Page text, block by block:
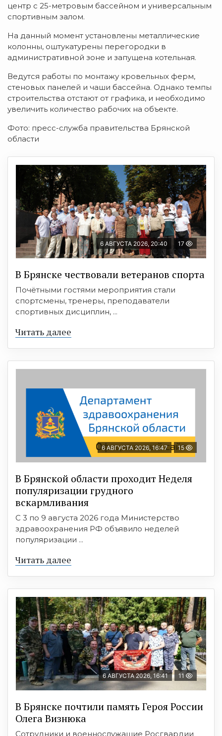
центр с 25-метровым бассейном и универсальным
спортивным залом.
На данный момент установлены металлические
колонны, оштукатурены перегородки в
административной зоне и запущена котельная.
Ведутся работы по монтажу кровельных ферм,
стеновых панелей и чаши бассейна. Однако темпы
строительства отстают от графика, и необходимо
увеличить количество рабочих на объекте.
Фото: пресс-служба правительства Брянской
области
6 АВГУСТА 2026, 20:40 17
В Брянске чествовали ветеранов спорта
Почётными гостями мероприятия стали
спортсмены, тренеры, преподаватели
спортивных дисциплин, ...
Читать далее
6 АВГУСТА 2026, 16:47 15
В Брянской области проходит Неделя
популяризации грудного
вскармливания
С 3 по 9 августа 2026 года Министерство
здравоохранения РФ объявило неделей
популяризации ...
Читать далее
6 АВГУСТА 2026, 16:41 11
В Брянске почтили память Героя России
Олега Визнюка
Сотрудники и военнослужащие Росгвардии